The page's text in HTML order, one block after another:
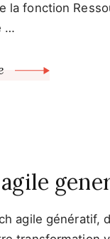
la fonction
…
agile génératif,